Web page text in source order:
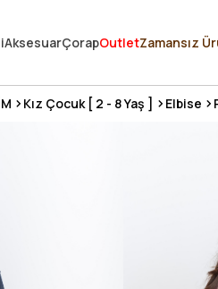
10 MİLYON ÜRÜN
AksesuarÇorapOutletZamansız
Kız Çocuk [ 2 - 8 Yaş ] Elbise